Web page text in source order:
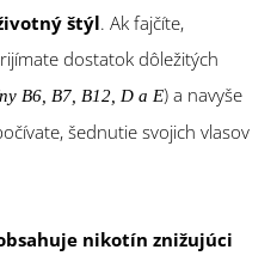
štýl. Ak fajčíte,
dostatok dôležitých
B6, B7, B12, D a E) a navyše
šednutie svojich vlasov
nikotín znižujúci